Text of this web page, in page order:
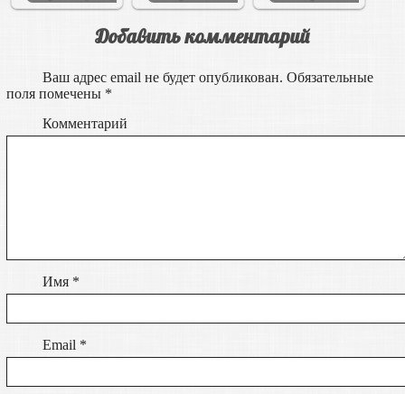
Добавить комментарий
Ваш адрес email не будет опубликован. Обязательные
поля помечены *
Комментарий
Имя *
Email *